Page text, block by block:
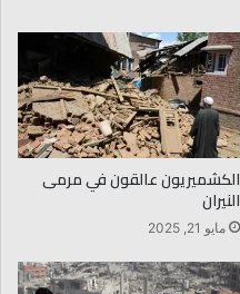
الكشميريون عالقون في مرمى
النيران
مايو 21, 2025